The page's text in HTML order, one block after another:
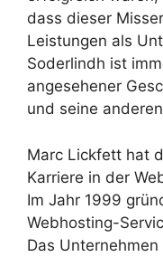
dass dieser
Leistungen als
Soderlindh ist
angesehener
und seine
Marc Lickfett hat
Karriere in der
Im Jahr 1999
Webhosting-
Das